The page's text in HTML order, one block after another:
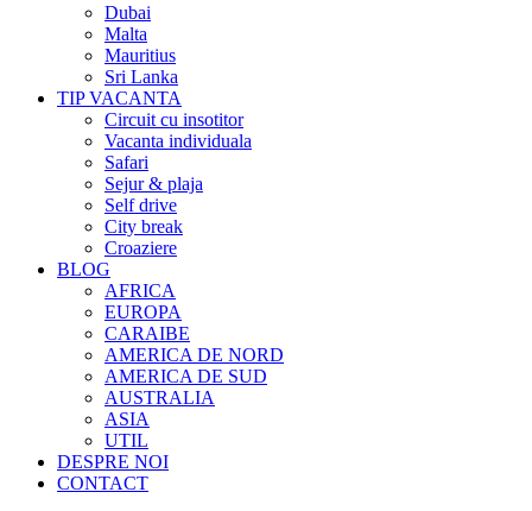
Dubai
Malta
Mauritius
Sri Lanka
TIP VACANTA
Circuit cu insotitor
Vacanta individuala
Safari
Sejur & plaja
Self drive
City break
Croaziere
BLOG
AFRICA
EUROPA
CARAIBE
AMERICA DE NORD
AMERICA DE SUD
AUSTRALIA
ASIA
UTIL
DESPRE NOI
CONTACT